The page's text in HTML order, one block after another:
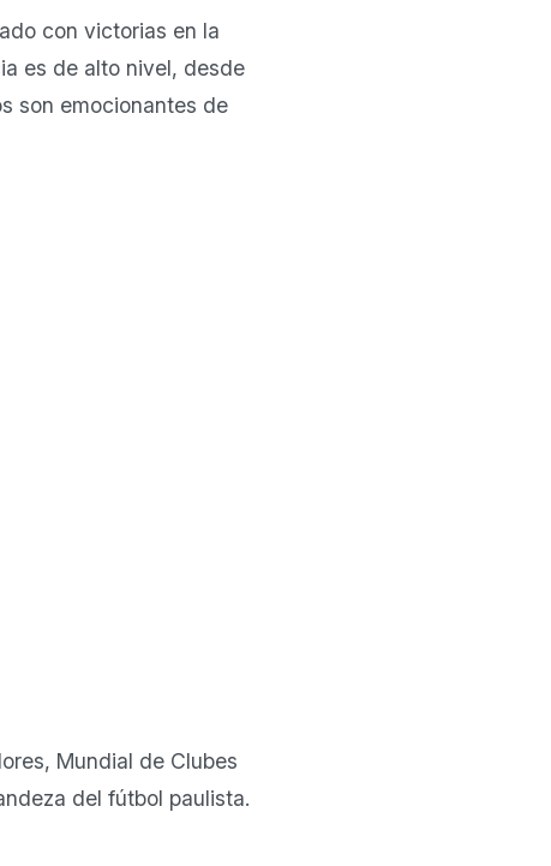
con victorias en la
es de alto nivel, desde
son emocionantes de
Mundial de Clubes
del fútbol paulista.